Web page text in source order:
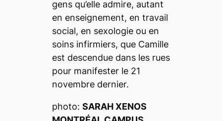
gens qu’elle admire, autant
en enseignement, en travail
social, en sexologie ou en
soins infirmiers, que Camille
est descendue dans les rues
pour manifester le 21
novembre dernier.
photo: SARAH XENOS